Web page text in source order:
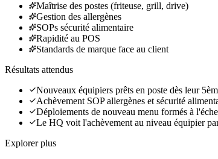
Maîtrise des postes (friteuse, grill, drive)
Gestion des allergènes
SOPs sécurité alimentaire
Rapidité au POS
Standards de marque face au client
Résultats attendus
Nouveaux équipiers prêts en poste dès leur
Achèvement SOP allergènes et sécurité
Déploiements de nouveau menu formés à
Le HQ voit l'achèvement au niveau équipier
Explorer plus